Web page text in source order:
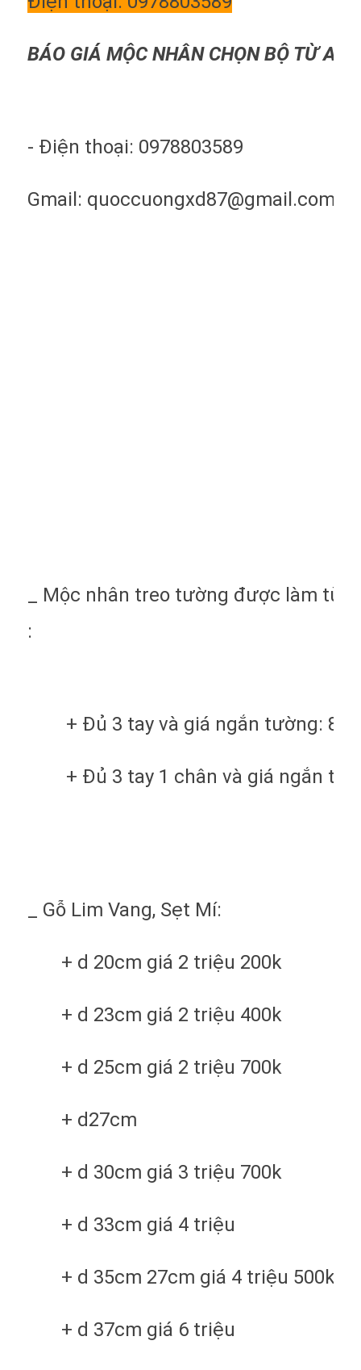
BÁO GIÁ MỘC NHÂN CHỌN BỘ TỪ A
- Điện thoại: 0978803589
Gmail: quoccuongxd87@gmail.com
_ Mộc nhân treo tường được làm từ
:
+ Đủ 3 tay và giá ngắn tường:
+ Đủ 3 tay 1 chân và giá ngắn
_ Gỗ Lim Vang, Sẹt Mí:
+ d 20cm giá 2 triệu 200k
+ d 23cm giá 2 triệu 400k
+ d 25cm giá 2 triệu 700k
+ d27cm
+ d 30cm giá 3 triệu 700k
+ d 33cm giá 4 triệu
+ d 35cm 27cm giá 4 triệu 500k
+ d 37cm giá 6 triệu